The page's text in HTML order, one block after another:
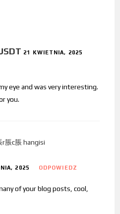
21 KWIETNIA, 2025
eye and was very interesting.
you.
r脹c脹 hangisi
2025 ODPOWIEDZ
of your blog posts, cool,